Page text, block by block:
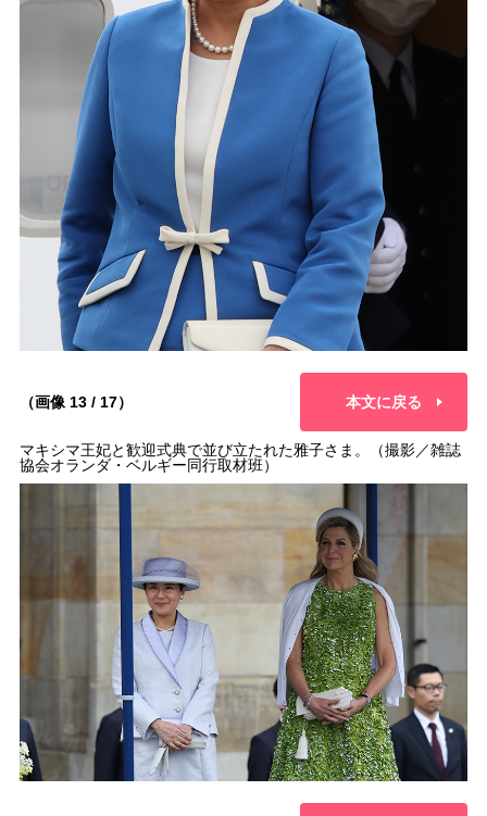
（画像 13 / 17） 本文に戻る
マキシマ王妃と歓迎式典で並び立たれた雅子さま。（撮影／雑誌
協会オランダ・ベルギー同行取材班）